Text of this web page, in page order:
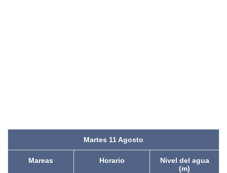
Martes 11 Agosto
Mareas Horario
Nivel del agua
(m)